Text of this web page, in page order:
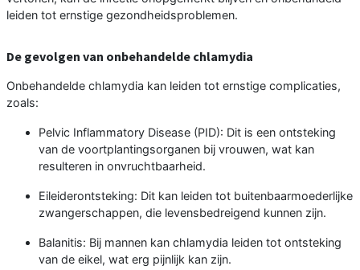
leiden tot ernstige gezondheidsproblemen.
De gevolgen van onbehandelde chlamydia
Onbehandelde chlamydia kan leiden tot ernstige complicaties,
zoals:
Pelvic Inflammatory Disease (PID): Dit is een ontsteking
van de voortplantingsorganen bij vrouwen, wat kan
resulteren in onvruchtbaarheid.
Eileiderontsteking: Dit kan leiden tot buitenbaarmoederlijke
zwangerschappen, die levensbedreigend kunnen zijn.
Balanitis: Bij mannen kan chlamydia leiden tot ontsteking
van de eikel, wat erg pijnlijk kan zijn.